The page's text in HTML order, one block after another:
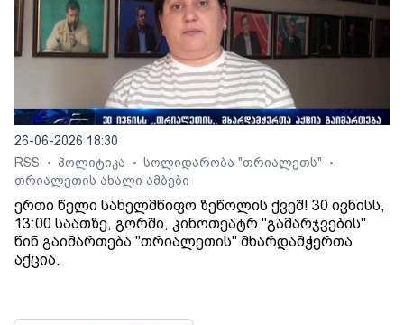
26-06-2026 18:30
RSS
• პოლიტიკა • სოლიდარობა "თრიალეთს" •
თრიალეთის ახალი ამბები
ერთი წელი სახელმწიფო ზეწოლის ქვეშ! 30 ივნისს,
13:00 საათზე, გორში, კინოთეატრ "გამარჯვების"
წინ გაიმართება "თრიალეთის" მხარდამჭერთა
აქცია.